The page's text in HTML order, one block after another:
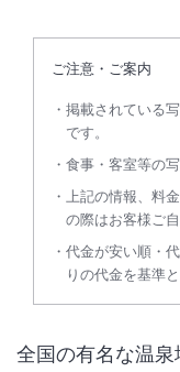
ご注意・ご案内
掲載されている
です。
食事・客室等の
上記の情報、料
の際はお客様ご
代金が安い順・
りの代金を基準
全国の有名な温泉